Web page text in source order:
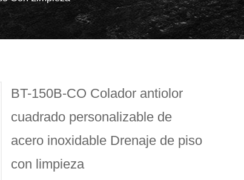
BT-150B-CO Colador antiolor
cuadrado personalizable de
acero inoxidable Drenaje de piso
con limpieza